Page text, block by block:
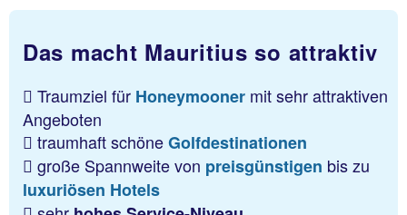
Das macht Mauritius so attraktiv
Traumziel für Honeymooner mit sehr attraktiven
Angeboten
traumhaft schöneGolfdestinationen
große Spannweite von preisgünstigen bis zu
luxuriösen Hotels